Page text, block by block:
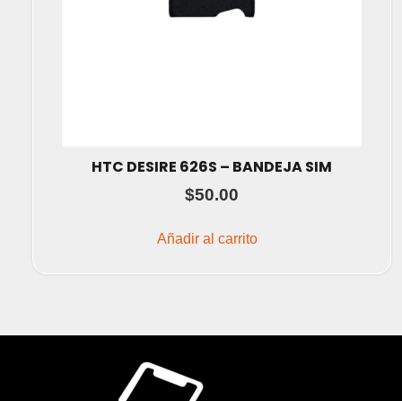
HTC DESIRE 626S – BANDEJA SIM
$50.00
Añadir al carrito